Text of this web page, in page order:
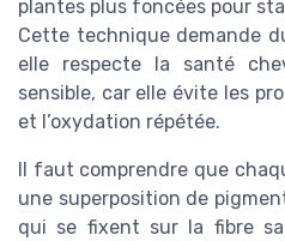
plantes plus foncées pour
Cette technique demande
elle respecte la santé
sensible, car elle évite les
et l’oxydation répétée.
Il faut comprendre que
une superposition de
qui se fixent sur la fibre